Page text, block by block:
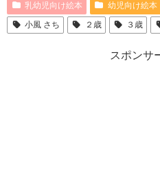
乳幼児向け絵本 幼児向け絵本
小風 さち
２歳 ３歳
スポンサ